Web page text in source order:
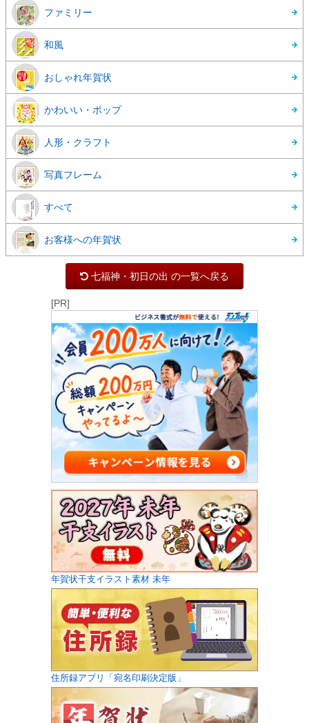
ファミリー
和風
おしゃれ年賀状
かわいい・ポップ
人形・クラフト
写真フレーム
すべて
お客様への年賀状
七福神・初日の出 の一覧へ戻る
[PR]
年賀状干支イラスト素材 未年
住所録アプリ「宛名印刷決定版」